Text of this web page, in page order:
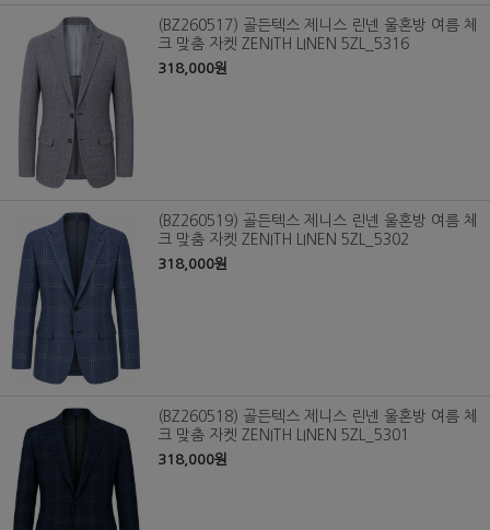
(BZ260517) 골든텍스 제니스 린넨 울혼방 여름 체
크 맞춤 자켓 ZENITH LINEN 5ZL_5316
318,000원
(BZ260519) 골든텍스 제니스 린넨 울혼방 여름 체
크 맞춤 자켓 ZENITH LINEN 5ZL_5302
318,000원
(BZ260518) 골든텍스 제니스 린넨 울혼방 여름 체
크 맞춤 자켓 ZENITH LINEN 5ZL_5301
318,000원